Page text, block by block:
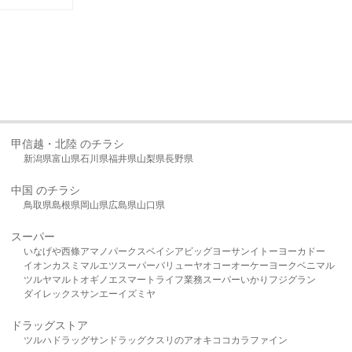
甲信越・北陸 のチラシ
新潟県富山県石川県福井県山梨県長野県
中国 のチラシ
鳥取県島根県岡山県広島県山口県
スーパー
いなげや西條アマノパークスベイシア ビッグヨーサンイトーヨーカドー
イオンカスミ マルエツスーパーバリューヤオコーオーケー ヨークベニマル
ツルヤマルト オギノ エスマート ライフ業務スーパーいかり フジグラン
ダイレックスサンエーイズミヤ
ドラッグストア
ツルハドラッグサンドラッグクスリのアオキ ココカラファイン